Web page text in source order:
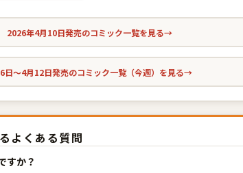
2026年4月10日発売のコミック一覧を見る→
日〜4月12日発売のコミック一覧（今週）を見る→
よくある質問
すか？